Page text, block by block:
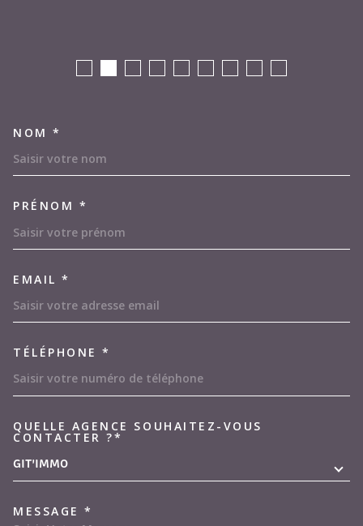
NOM *
PRÉNOM *
EMAIL *
TÉLÉPHONE *
QUELLE AGENCE SOUHAITEZ-VOUS
CONTACTER ?*
GIT'IMMO
MESSAGE *